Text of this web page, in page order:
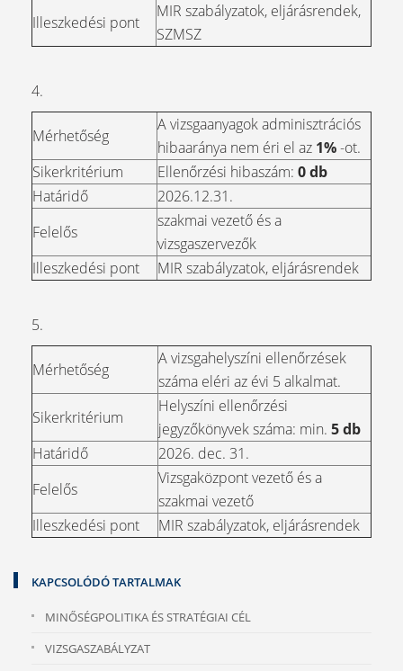
Illeszkedési pont
MIR szabályzatok, eljárásrendek,
SZMSZ
4.
Mérhetőség
A vizsgaanyagok adminisztrációs
hibaaránya nem éri el az 1%-ot.
Sikerkritérium
Ellenőrzési hibaszám: 0 db
Határidő
2026.12.31.
Felelős
szakmai vezető és a
vizsgaszervezők
Illeszkedési pont
MIR szabályzatok, eljárásrendek
5.
Mérhetőség
A vizsgahelyszíni ellenőrzések
száma eléri az évi 5 alkalmat.
Sikerkritérium
Helyszíni ellenőrzési
jegyzőkönyvek száma: min. 5 db
Határidő
2026. dec. 31.
Felelős
Vizsgaközpont vezető és a
szakmai vezető
Illeszkedési pont
MIR szabályzatok, eljárásrendek
KAPCSOLÓDÓ TARTALMAK
MINŐSÉGPOLITIKA ÉS STRATÉGIAI CÉL
VIZSGASZABÁLYZAT